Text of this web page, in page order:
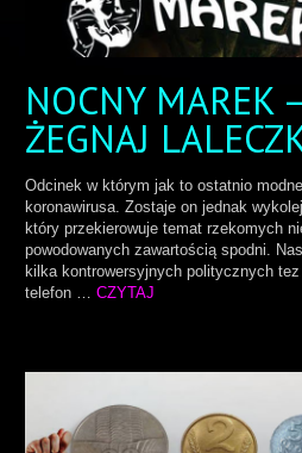
NOCNY MAREK –
ŻEGNAJ
Odcinek w którym jak to ostatnio
koronawirusa. Zostaje on jednak
który przekierowuje temat rzekomych
powodowanych zawartością spodni.
kilka kontrowersyjnych politycznych
telefon … CZYTAJ